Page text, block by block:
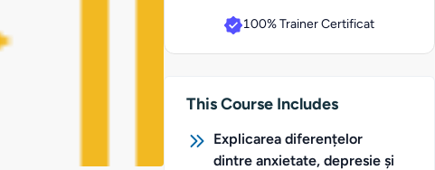
100% Trainer Certificat
This Course Includes
Explicarea diferențelor
dintre anxietate, depresie și